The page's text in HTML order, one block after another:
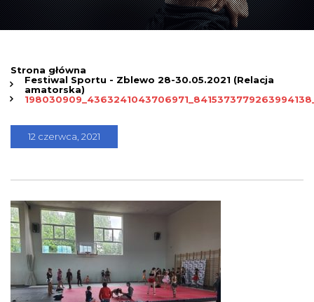
Strona główna
Festiwal Sportu - Zblewo 28-30.05.2021 (Relacja
amatorska)
12 czerwca, 2021